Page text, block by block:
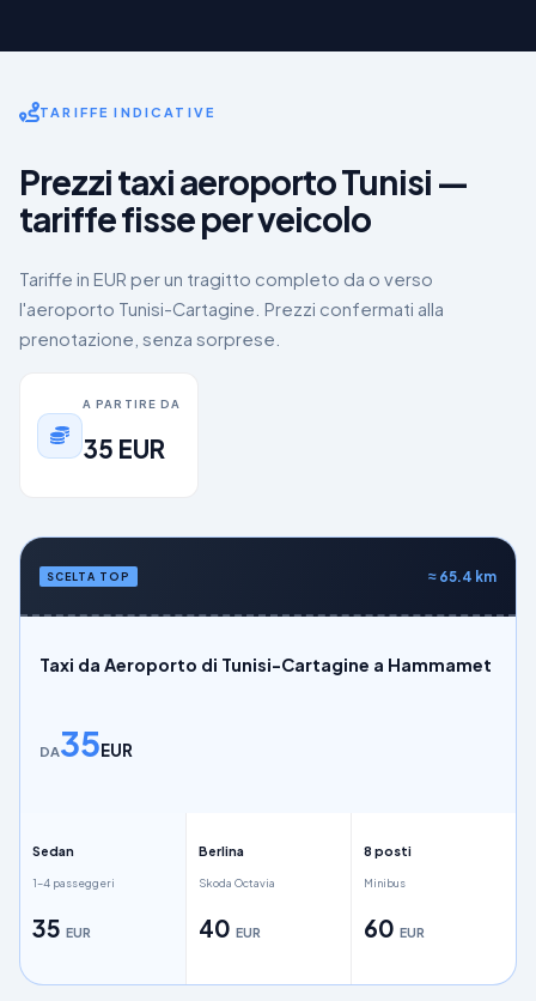
TARIFFE INDICATIVE
Prezzi taxi aeroporto Tunisi —
tariffe fisse per veicolo
Tariffe in EUR per un tragitto completo da o verso
l'aeroporto Tunisi-Cartagine. Prezzi confermati alla
prenotazione, senza sorprese.
A PARTIRE DA
35 EUR
SCELTA TOP ≈ 65.4 km
Taxi da Aeroporto di Tunisi-Cartagine a Hammamet
DA35EUR
Sedan
1–4 passeggeri
35 EUR
Berlina
Skoda Octavia
40 EUR
8 posti
Minibus
60 EUR